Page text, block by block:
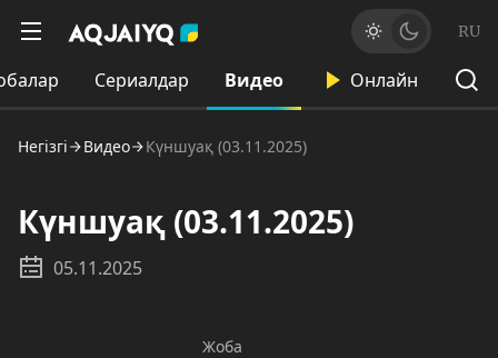
RU
Сериалдар Видео Онлайн
Негізгі Видео Күншуақ (03.11.2025)
Күншуақ (03.11.2025)
05.11.2025
Жоба